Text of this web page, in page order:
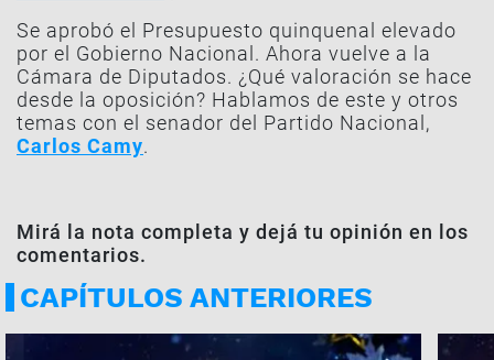
Se aprobó el Presupuesto quinquenal elevado
por el Gobierno Nacional. Ahora vuelve a la
Cámara de Diputados. ¿Qué valoración se hace
desde la oposición? Hablamos de este y otros
temas con el senador del Partido Nacional,
Carlos Camy.
Mirá la nota completa y dejá tu opinión en los
comentarios.
CAPÍTULOS ANTERIORES